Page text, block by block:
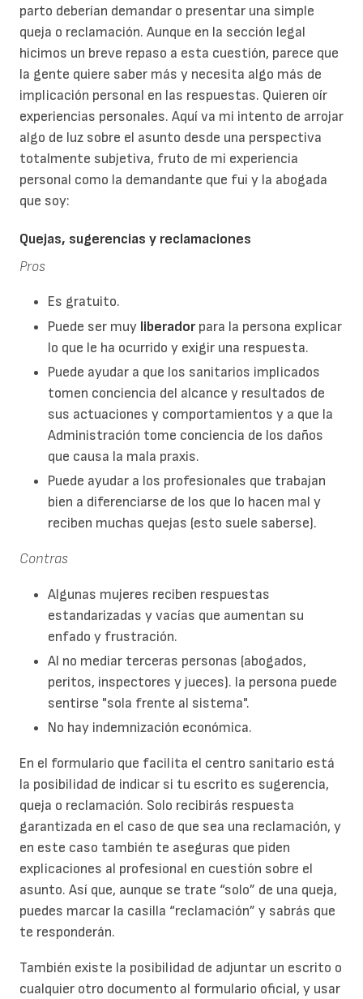
parto deberían demandar o presentar una simple
queja o reclamación. Aunque en la sección legal
hicimos un breve repaso a esta cuestión, parece que
la gente quiere saber más y necesita algo más de
implicación personal en las respuestas. Quieren oír
experiencias personales. Aquí va mi intento de arrojar
algo de luz sobre el asunto desde una perspectiva
totalmente subjetiva, fruto de mi experiencia
personal como la demandante que fui y la abogada
que soy:
Quejas, sugerencias y reclamaciones
Pros
Es gratuito.
Puede ser muy liberador para la persona explicar
lo que le ha ocurrido y exigir una respuesta.
Puede ayudar a que los sanitarios implicados
tomen conciencia del alcance y resultados de
sus actuaciones y comportamientos y a que la
Administración tome conciencia de los daños
que causa la mala praxis.
Puede ayudar a los profesionales que trabajan
bien a diferenciarse de los que lo hacen mal y
reciben muchas quejas (esto suele saberse).
Contras
Algunas mujeres reciben respuestas
estandarizadas y vacías que aumentan su
enfado y frustración.
Al no mediar terceras personas (abogados,
peritos, inspectores y jueces). la persona puede
sentirse "sola frente al sistema".
No hay indemnización económica.
En el formulario que facilita el centro sanitario está
la posibilidad de indicar si tu escrito es sugerencia,
queja o reclamación. Solo recibirás respuesta
garantizada en el caso de que sea una reclamación, y
en este caso también te aseguras que piden
explicaciones al profesional en cuestión sobre el
asunto. Así que, aunque se trate “solo” de una queja,
puedes marcar la casilla “reclamación” y sabrás que
te responderán.
También existe la posibilidad de adjuntar un escrito o
cualquier otro documento al formulario oficial, y usar